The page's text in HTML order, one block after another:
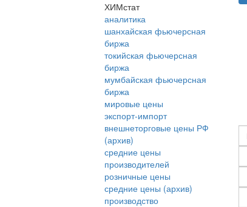
ХИМстат
аналитика
шанхайская фьючерсная
биржа
токийская фьючерсная
биржа
мумбайская фьючерсная
биржа
мировые цены
экспорт-импорт
внешнеторговые цены РФ
(архив)
средние цены
производителей
розничные цены
средние цены (архив)
производство